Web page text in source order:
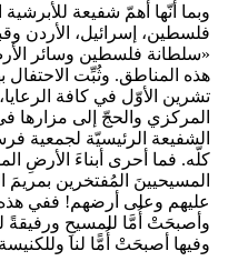
وبما أنّها أهمّ شفيعة
فلسطين، إسرائيل، الأردن
«سلطانة فلسطين وسائر
هذه المناطق. وثُبِّت
تشرين الأوّل في كافة
المركزي والحجّ إلى مزارها
الشفيعة الرئيسيّة لجمعية
كلّه. فما أحرى أبناءَ الأرضِ
المسيحيينَ المُفتخرين
عليهم وعلى أرضهم! ففي
وأصبحَتْ أُمَّا للمسيحِ ورفيقةً
وفيها أصبحَتْ أُمًّا لنا